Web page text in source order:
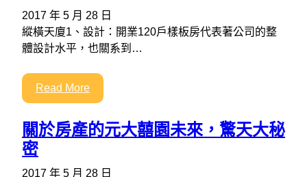
2017 年 5 月 28 日
縱橫天廈1、設計：開業120戶樣板房代表著公司的整
體設計水平，也關系到…
Read More
關於房產的元大囍園未來，驚天大秘
密
2017 年 5 月 28 日